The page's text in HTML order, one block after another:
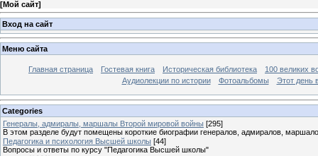
[Мой сайт]
Вход на сайт
Меню сайта
Главная страница Гостевая книга Историческая библиотека
100 великих
Аудиолекции по истории
Фотоальбомы Этот день
Categories
Генералы, адмиралы, маршалы Второй мировой войны [295]
В этом разделе будут помещены короткие биографии генералов, адмиралов,
Педагогика и психология Высшей школы [44]
Вопросы и ответы по курсу "Педагогика Высшей школы"